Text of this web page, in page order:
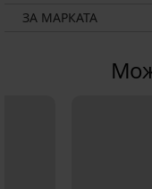
ЗА МАРКАТА